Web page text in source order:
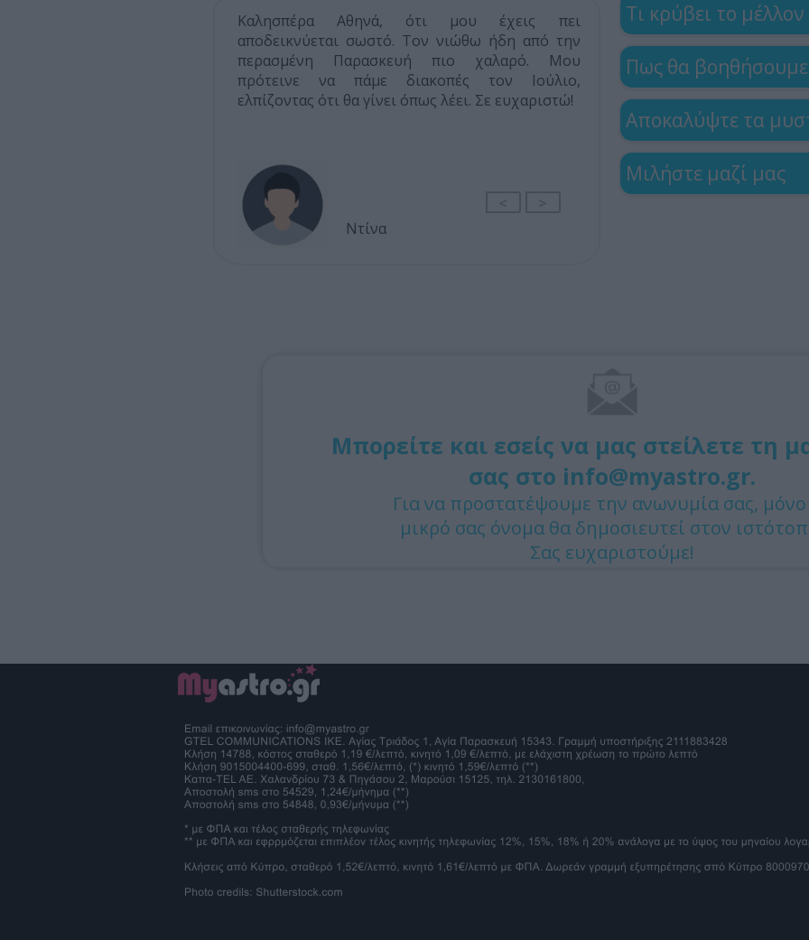
Καλησπέρα Αθηνά, ότι μου έχεις πει
αποδεικνύεται σωστό. Τον νιώθω ήδη από την
περασμένη Παρασκευή πιο χαλαρό. Μου
πρότεινε να πάμε διακοπές τον Ιούλιο,
ελπίζοντας ότι θα γίνει όπως λέει. Σε ευχαριστώ!
Ντίνα
Τι κρύβει το μέλλον
Πως θα βοηθήσουμε
Αποκαλύψτε τα
Μιλήστε μαζί μας
Μπορείτε και εσείς να μας στείλετε τη
σας στο info@myastro.gr.
Για να προστατέψουμε την ανωνυμία σας,
μικρό σας όνομα θα δημοσιευτεί στον
Σας ευχαριστούμε!